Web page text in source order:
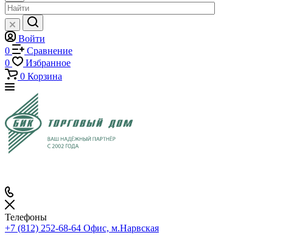
Войти
0
Сравнение
0
Избранное
0 Корзина
Телефоны
+7 (812) 252-68-64 Офис, м.Нарвская